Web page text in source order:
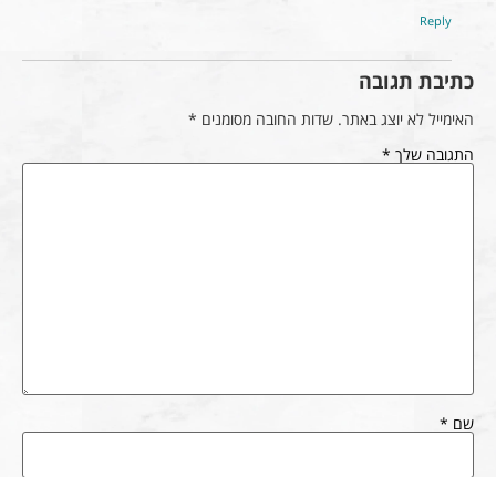
Reply
כתיבת תגובה
האימייל לא יוצג באתר. שדות החובה מסומנים*
התגובה שלך*
שם*